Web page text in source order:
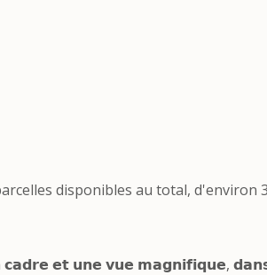
disponibles au total, d'environ
𝗰𝗮𝗱𝗿𝗲 𝗲𝘁 𝘂𝗻𝗲 𝘃𝘂𝗲 𝗺𝗮𝗴𝗻𝗶𝗳𝗶𝗾𝘂𝗲,